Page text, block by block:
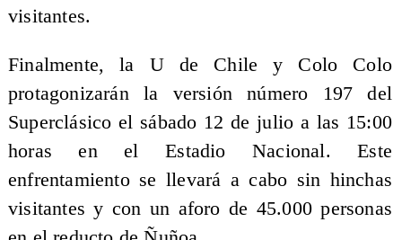
visitantes.
Finalmente, la U de Chile y Colo Colo
protagonizarán la versión número 197 del
Superclásico el sábado 12 de julio a las 15:00
horas en el Estadio Nacional. Este
enfrentamiento se llevará a cabo sin hinchas
visitantes y con un aforo de 45.000 personas